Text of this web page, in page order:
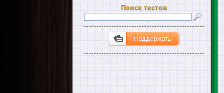
Поиск тестов